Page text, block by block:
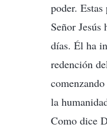
poder.
Señor
días. Él ha
redención
la
Como dice